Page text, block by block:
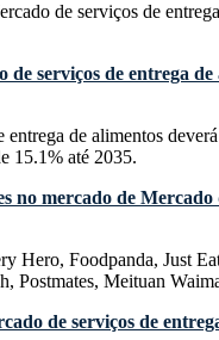
de serviços de
serviços de entrega de
de alimentos
15.1% até 2035.
no mercado de Mercado
Hero, Foodpanda, Just
Postmates, Meituan
de serviços de